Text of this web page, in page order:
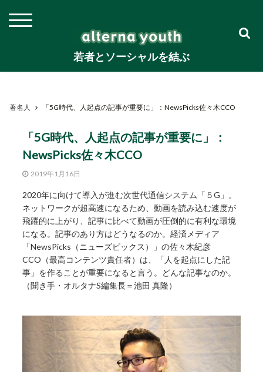
若者とソーシャルを結ぶ
著名人 「5G時代、人起点の記事が重要に」：NewsPicks佐々木CCO
「5G時代、人起点の記事が重要に」：
NewsPicks佐々木CCO
2019年1月16日
2020年に向けて導入が進む次世代通信システム「５G」。
ネットワークが超高速になるため、動画を読み込む速度が
飛躍的に上がり、記事に比べて動画が圧倒的に有利な環境
になる。記事のあり方はどうなるのか。経済メディア
「NewsPicks（ニューズピックス）」の佐々木紀彦
CCO（最高コンテンツ責任者）は、「人を起点にした記
事」を作ることが重要になると言う。どんな記事なのか。
（聞き手・オルタナS編集長＝池田 真隆）